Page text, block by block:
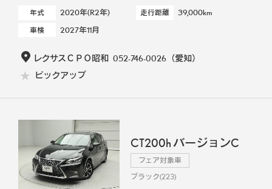
年式
2020年(R2年) 走行距離 39,000km
車検 2027年11月
レクサスＣＰＯ昭和 052-746-0026（愛知）
ピックアップ
CT200h バージョンC
フェア対象車
ブラック(223)